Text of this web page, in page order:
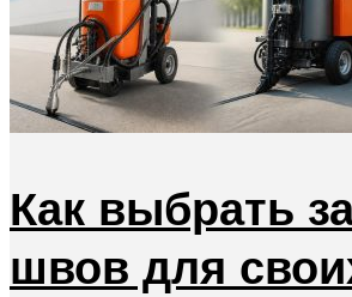
Как выбрать
швов для